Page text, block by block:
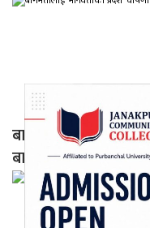
बागमतीलाई
बानियाँ